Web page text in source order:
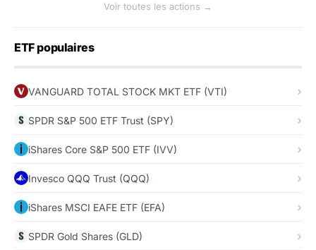
Voir toutes les actions →
ETF populaires
VANGUARD TOTAL STOCK MKT ETF (VTI)
SPDR S&P 500 ETF Trust (SPY)
iShares Core S&P 500 ETF (IVV)
Invesco QQQ Trust (QQQ)
iShares MSCI EAFE ETF (EFA)
SPDR Gold Shares (GLD)